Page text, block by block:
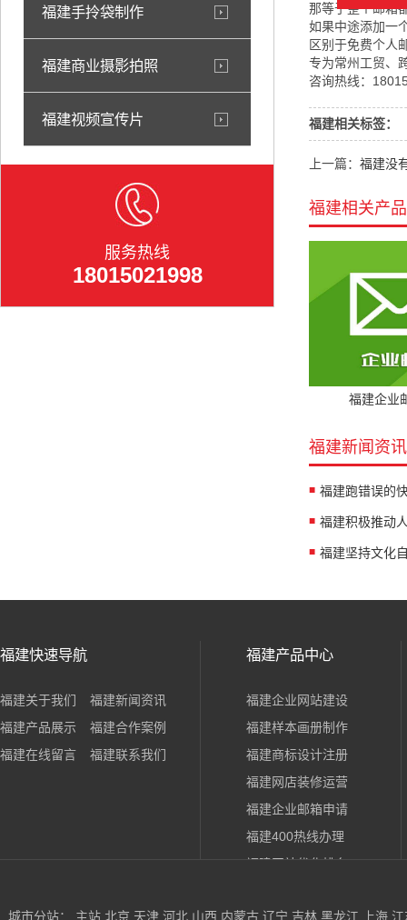
福建手拎袋制作
福建商业摄影拍照
福建视频宣传片
服务热线
18015021998
那等于整个邮箱
如果中途添加一
区别于免费个人
专为常州工贸、
咨询热线：
福建相关标签：
上一篇： 福建没
福建相关产品
福建企业
福建新闻资讯
福建快速导航
福建关于我们
福建新闻资讯
福建产品展示
福建合作案例
福建在线留言
福建联系我们
福建产品中心
福建企业网站建设
福建样本画册制作
福建商标设计注册
福建网店装修运营
福建企业邮箱申请
福建400热线办理
福建网站优化排名
城市分站： 主站 北京 天津 河北 山西 内蒙古 辽宁 吉林 黑龙江 上海